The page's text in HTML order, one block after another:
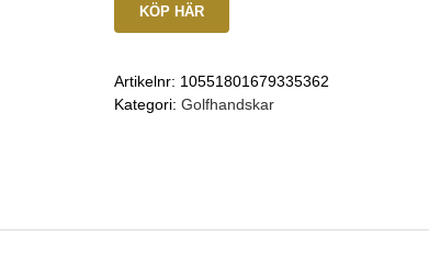
KÖP HÄR
Artikelnr: 10551801679335362
Kategori: Golfhandskar